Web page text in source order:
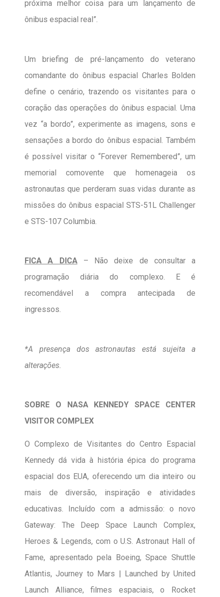
próxima melhor coisa para um lançamento de
ônibus espacial real”.
Um briefing de pré-lançamento do veterano
comandante do ônibus espacial Charles Bolden
define o cenário, trazendo os visitantes para o
coração das operações do ônibus espacial. Uma
vez “a bordo”, experimente as imagens, sons e
sensações a bordo do ônibus espacial. Também
é possível visitar o “Forever Remembered”, um
memorial comovente que homenageia os
astronautas que perderam suas vidas durante as
missões do ônibus espacial STS-51L Challenger
e STS-107 Columbia.
FICA A DICA– Não deixe de consultar a
programação diária do complexo. E é
recomendável a compra antecipada de
ingressos.
*A presença dos astronautas está sujeita a
alterações.
SOBRE O NASA KENNEDY SPACE CENTER
VISITOR COMPLEX
O Complexo de Visitantes do Centro Espacial
Kennedy dá vida à história épica do programa
espacial dos EUA, oferecendo um dia inteiro ou
mais de diversão, inspiração e atividades
educativas. Incluído com a admissão: o novo
Gateway: The Deep Space Launch Complex,
Heroes & Legends, com o U.S. Astronaut Hall of
Fame, apresentado pela Boeing, Space Shuttle
Atlantis, Journey to Mars | Launched by United
Launch Alliance, filmes espaciais, o Rocket